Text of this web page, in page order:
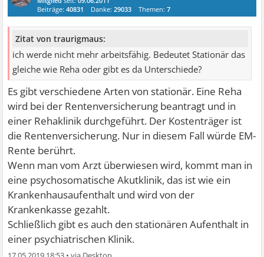
Beiträge:40831 Danke:29033 Themen:7
Zitat von traurigmaus:
ich werde nicht mehr arbeitsfähig. Bedeutet Stationär das
gleiche wie Reha oder gibt es da Unterschiede?
Es gibt verschiedene Arten von stationär. Eine Reha
wird bei der Rentenversicherung beantragt und in
einer Rehaklinik durchgeführt. Der Kostenträger ist
die Rentenversicherung. Nur in diesem Fall würde EM-
Rente berührt.
Wenn man vom Arzt überwiesen wird, kommt man in
eine psychosomatische Akutklinik, das ist wie ein
Krankenhausaufenthalt und wird von der
Krankenkasse gezahlt.
Schließlich gibt es auch den stationären Aufenthalt in
einer psychiatrischen Klinik.